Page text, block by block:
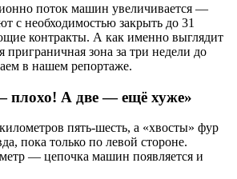
поток машин увеличивается —
с необходимостью закрыть до 31
контракты. А как именно выглядит
приграничная зона за три недели до
в нашем репортаже.
плохо! А две — ещё хуже»
пять-шесть, а «хвосты» фур
пока только по левой стороне.
— цепочка машин появляется и